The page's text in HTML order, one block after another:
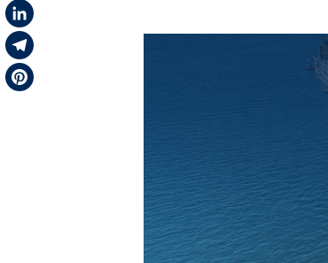
X
LinkedIn
Telegram